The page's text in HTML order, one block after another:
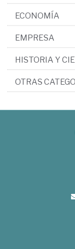
ECONOMÍA
EMPRESA
HISTORIA Y
OTRAS